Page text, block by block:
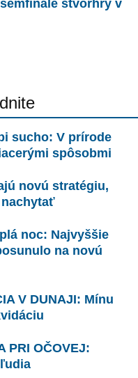
štvorhry v
sucho: V prírode
spôsobmi
novú stratégiu,
nachytať
noc: Najvyššie
na novú
V DUNAJI: Mínu
PRI OČOVEJ: